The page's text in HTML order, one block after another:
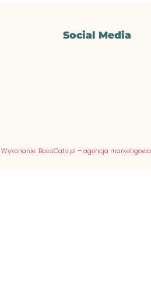
Social Media
Wykonanie: BossCats.pl – agencja marketigowa